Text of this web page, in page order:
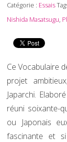
Catégorie : Essais
Nishida Masatsugu,
Ce Vocabulaire
projet
Japarchi.
réuni soixante-
ou Japonais
fascinante et